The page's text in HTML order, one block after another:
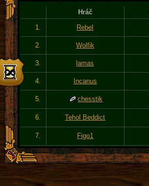
Hráč
1.
Rebel
2. Wolfik
3. lamas
4. Incanus
5. chesstik
6. Tehol Beddict
7. Figo1